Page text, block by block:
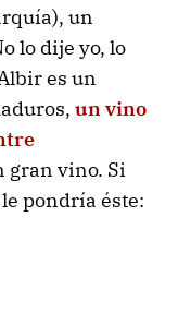
un
lo dije yo, lo
es un
un vino
gran vino. Si
pondría éste: